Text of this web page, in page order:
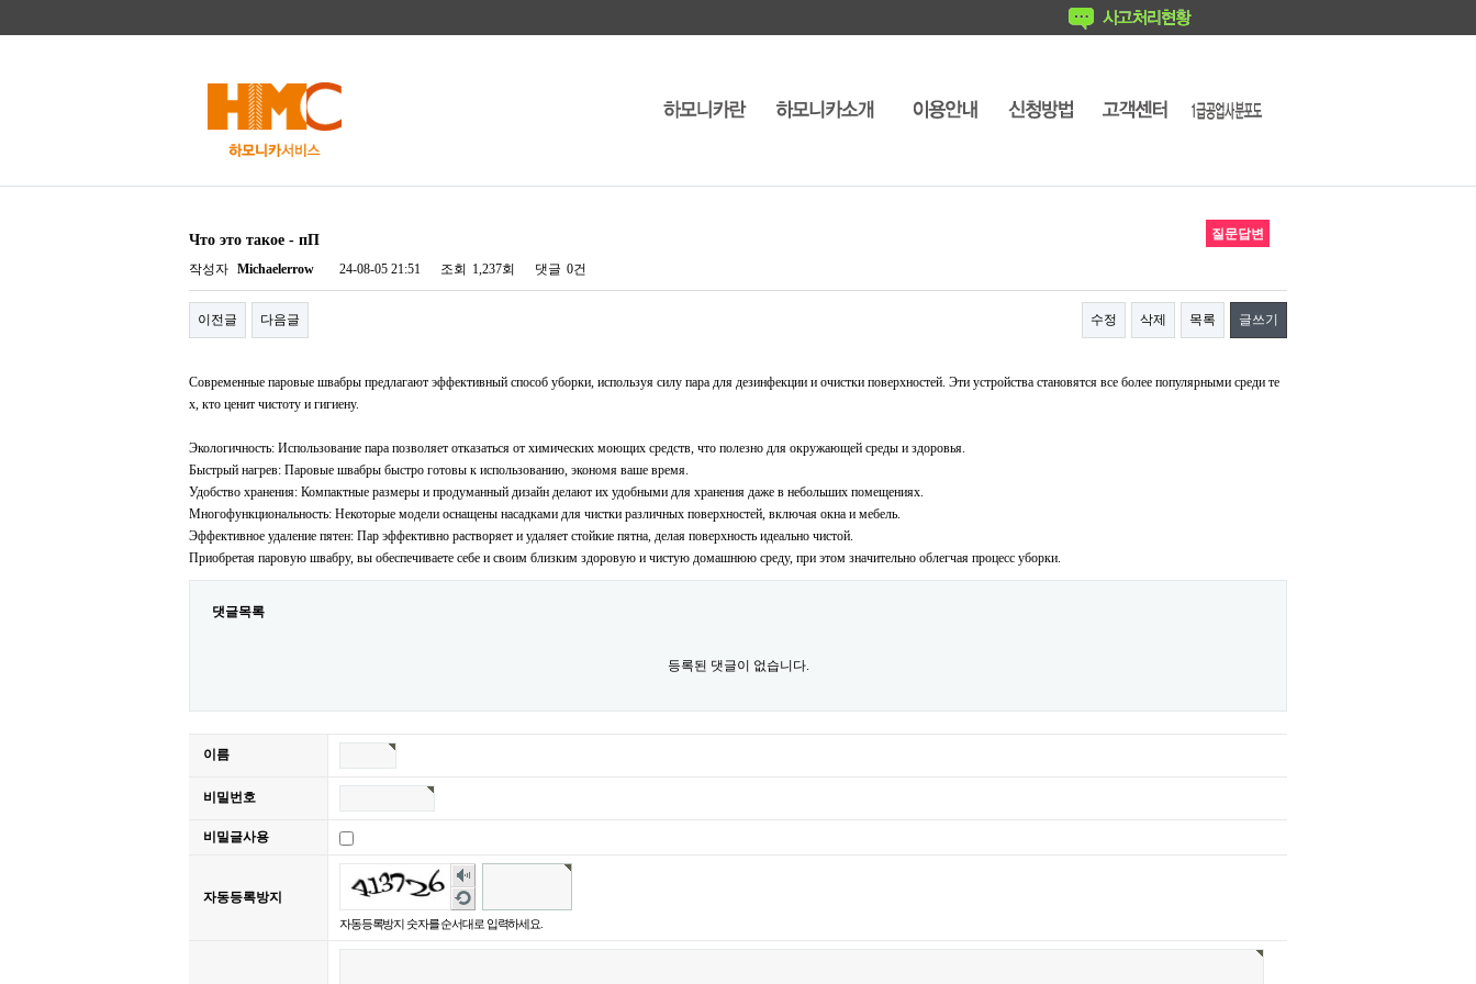
질문답변
Что это такое - пП
작성자 Michaelerrow 24-08-05 21:51 조회 1,237회 댓글 0건
이전글 다음글 수정 삭제 목록 글쓰기
Современные паровые швабры предлагают эффективный способ уборки, используя силу пара для дезинфекции и очистки поверхностей. Эти устройства становятся все более популярными среди те
х, кто ценит чистоту и гигиену.
Экологичность: Использование пара позволяет отказаться от химических моющих средств, что полезно для окружающей среды и здоровья.
Быстрый нагрев: Паровые швабры быстро готовы к использованию, экономя ваше время.
Удобство хранения: Компактные размеры и продуманный дизайн делают их удобными для хранения даже в небольших помещениях.
Многофункциональность: Некоторые модели оснащены насадками для чистки различных поверхностей, включая окна и мебель.
Эффективное удаление пятен: Пар эффективно растворяет и удаляет стойкие пятна, делая поверхность идеально чистой.
Приобретая паровую швабру, вы обеспечиваете себе и своим близким здоровую и чистую домашнюю среду, при этом значительно облегчая процесс уборки.
댓글목록
등록된 댓글이 없습니다.
이름
비밀번호
비밀글사용
자동등록방지
숫
자
음
성
듣
새
로
고
침
자동등록방지 숫자를 순서대로 입력하세요.